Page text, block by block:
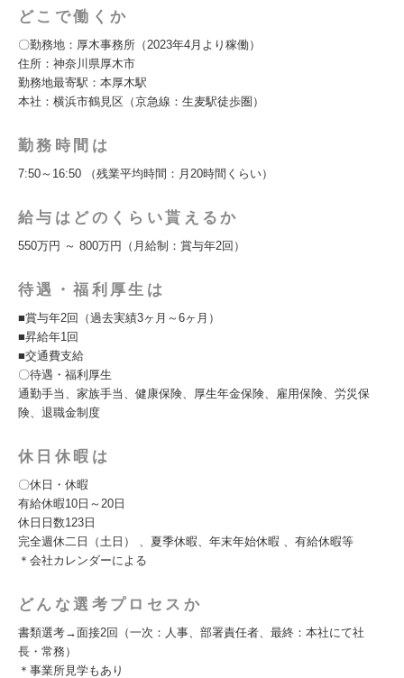
どこで働くか
〇勤務地：厚木事務所（2023年4月より稼働）
住所：神奈川県厚木市
勤務地最寄駅：本厚木駅
本社：横浜市鶴見区（京急線：生麦駅徒歩圏）
勤務時間は
7:50～16:50 （残業平均時間：月20時間くらい）
給与はどのくらい貰えるか
550万円 ～ 800万円（月給制：賞与年2回）
待遇・福利厚生は
■賞与年2回（過去実績3ヶ月～6ヶ月）
■昇給年1回
■交通費支給
〇待遇・福利厚生
通勤手当、家族手当、健康保険、厚生年金保険、雇用保険、労災保
険、退職金制度
休日休暇は
〇休日・休暇
有給休暇10日～20日
休日日数123日
完全週休二日（土日） 、夏季休暇、年末年始休暇 、有給休暇等
＊会社カレンダーによる
どんな選考プロセスか
書類選考→面接2回（一次：人事、部署責任者、最終：本社にて社
長・常務）
＊事業所見学もあり